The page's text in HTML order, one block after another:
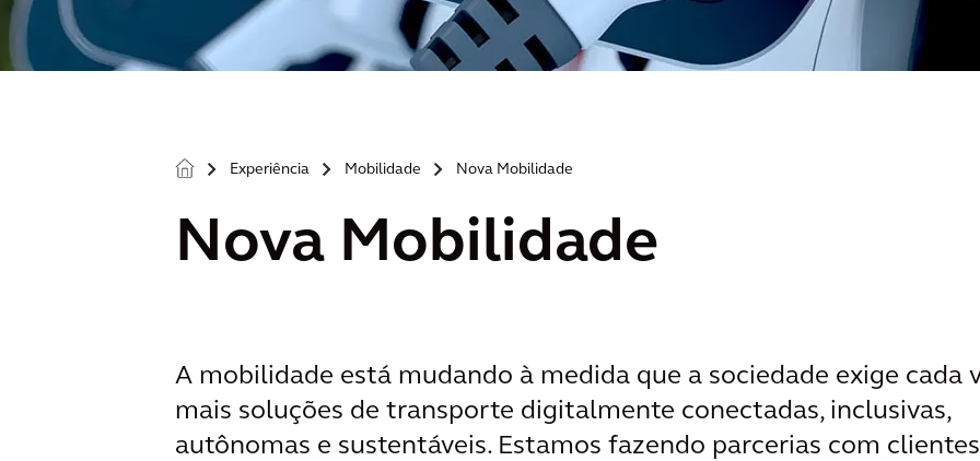
> Experiência > Mobilidade > Nova Mobilidade
Nova Mobilidade
A mobilidade está mudando à medida que a sociedade exige cada
mais soluções de transporte digitalmente conectadas, inclusivas,
autônomas e sustentáveis. Estamos fazendo parcerias com clientes